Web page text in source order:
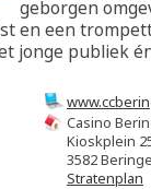
geborgen
en een
jonge publiek
Casino
Kioskplein
3582
Stratenplan